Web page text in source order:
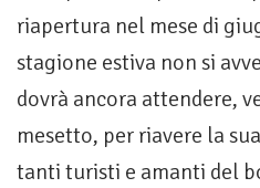
riapertura nel mese di
stagione estiva non si
dovrà ancora attendere,
mesetto, per riavere la
tanti turisti e amanti del